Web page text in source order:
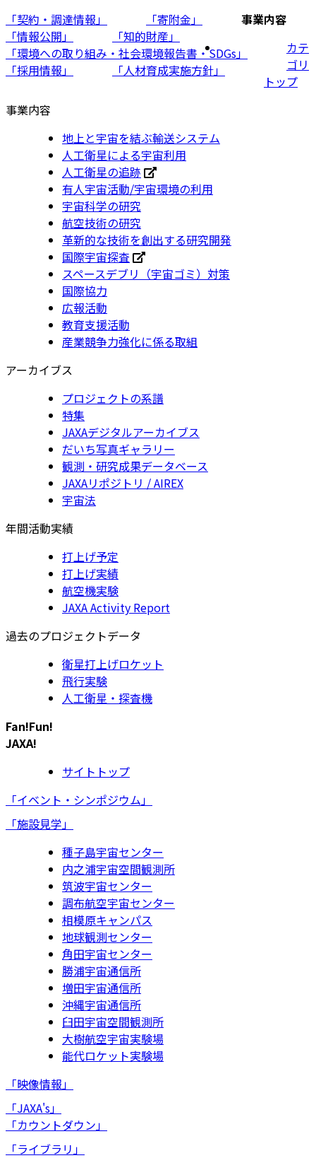
「契約・調達情報」
「寄附金」
「情報公開」
「知的財産」
「環境への取り組み・社会環境報告書・SDGs」
「採用情報」
「人材育成実施方針」
事業内容
カテ
ゴリ
トップ
事業内容
地上と宇宙を結ぶ輸送システム
人工衛星による宇宙利用
人工衛星の追跡
有人宇宙活動/宇宙環境の利用
宇宙科学の研究
航空技術の研究
革新的な技術を創出する研究開発
国際宇宙探査
スペースデブリ（宇宙ゴミ）対策
国際協力
広報活動
教育支援活動
産業競争力強化に係る取組
アーカイブス
プロジェクトの系譜
特集
JAXAデジタルアーカイブス
だいち写真ギャラリー
観測・研究成果データベース
JAXAリポジトリ / AIREX
宇宙法
年間活動実績
打上げ予定
打上げ実績
航空機実験
JAXA Activity Report
過去のプロジェクトデータ
衛星打上げロケット
飛行実験
人工衛星・探査機
Fan!Fun!
JAXA!
サイトトップ
「イベント・シンポジウム」
「施設見学」
種子島宇宙センター
内之浦宇宙空間観測所
筑波宇宙センター
調布航空宇宙センター
相模原キャンパス
地球観測センター
角田宇宙センター
勝浦宇宙通信所
増田宇宙通信所
沖縄宇宙通信所
臼田宇宙空間観測所
大樹航空宇宙実験場
能代ロケット実験場
「映像情報」
「JAXA's」
「カウントダウン」
「ライブラリ」